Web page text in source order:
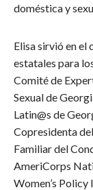
doméstica y
Elisa sirvió en el
estatales para
Comité de
Sexual de
Latin@s de
Copresidenta
Familiar del
AmeriCorps
Women’s